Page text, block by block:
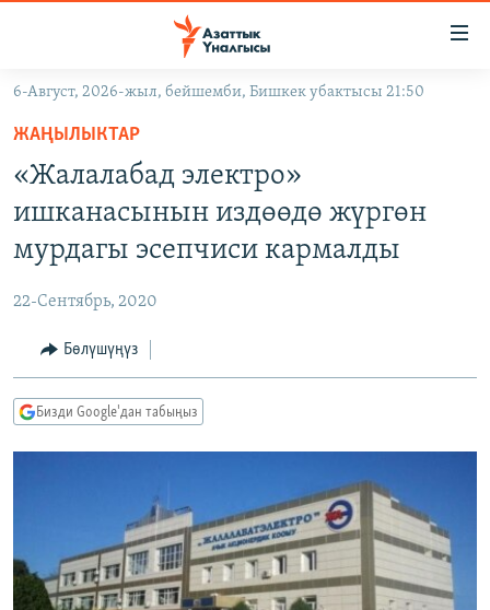
Навигацияга
өтүңүз
Издөөгө
салыңыз
МАДАНИЯТ
ТВ ПРОГРАММАЛАР
БҮГҮН АЗАТТЫКТА
АЗАТТЫК+
ЫҢГАЙСЫЗ СУРООЛОР
ПОДКАСТ
Русский
6-Август, 2026-жыл, бейшемби, Бишкек убактысы 21:50
ЖАҢЫЛЫКТАР
«Жалалабад электро»
ишканасынын издөөдө жүргөн
мурдагы эсепчиси кармалды
22-Сентябрь, 2020
Бөлүшүңүз
Бизди Google'дан табыңыз